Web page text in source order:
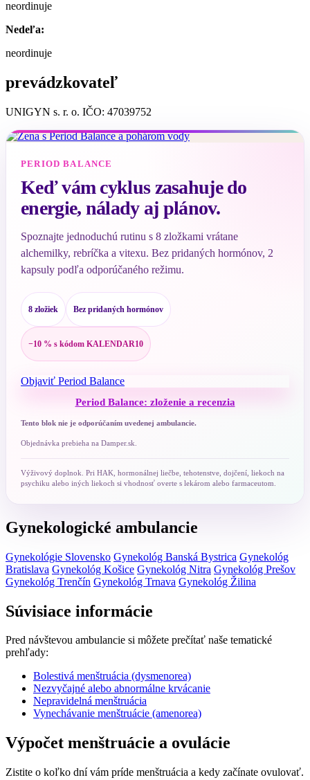
neordinuje
Nedeľa:
neordinuje
prevádzkovateľ
UNIGYN s. r. o. IČO: 47039752
PERIOD BALANCE
Keď vám cyklus zasahuje do
energie, nálady aj plánov.
Spoznajte jednoduchú rutinu s 8 zložkami vrátane
alchemilky, rebríčka a vitexu. Bez pridaných hormónov, 2
kapsuly podľa odporúčaného režimu.
8 zložiek Bez pridaných hormónov
−10 % s kódom KALENDAR10
Objaviť Period Balance
Period Balance: zloženie a recenzia
Tento blok nie je odporúčaním uvedenej ambulancie.
Objednávka prebieha na Damper.sk.
Výživový doplnok. Pri HAK, hormonálnej liečbe, tehotenstve, dojčení, liekoch na
psychiku alebo iných liekoch si vhodnosť overte s lekárom alebo farmaceutom.
Gynekologické ambulancie
Gynekológie Slovensko Gynekológ Banská Bystrica Gynekológ
Bratislava Gynekológ Košice Gynekológ Nitra Gynekológ Prešov
Gynekológ Trenčín Gynekológ Trnava Gynekológ Žilina
Súvisiace informácie
Pred návštevou ambulancie si môžete prečítať naše tematické
prehľady:
Bolestivá menštruácia (dysmenorea)
Nezvyčajné alebo abnormálne krvácanie
Nepravidelná menštruácia
Vynechávanie menštruácie (amenorea)
Výpočet menštruácie a ovulácie
Zistite o koľko dní vám príde menštruácia a kedy začínate ovulovať.